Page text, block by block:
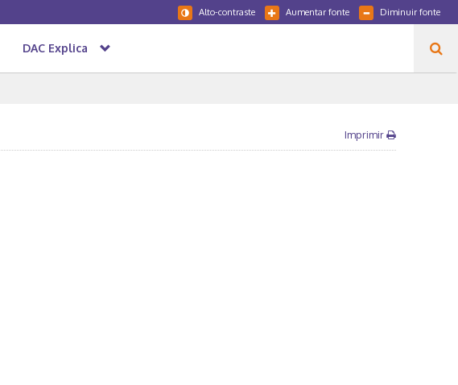
Diminuir fonte
Aumentar fonte
Alto-contraste
DAC Explica
Imprimir